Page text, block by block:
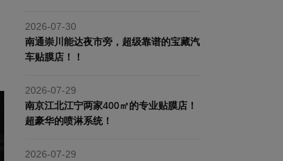
2026-07-30
南通崇川能达夜市旁，超级靠谱的宝藏汽
车贴膜店！！
2026-07-29
南京江北江宁两家400㎡的专业贴膜店！
超豪华的喷淋系统！
2026-07-29